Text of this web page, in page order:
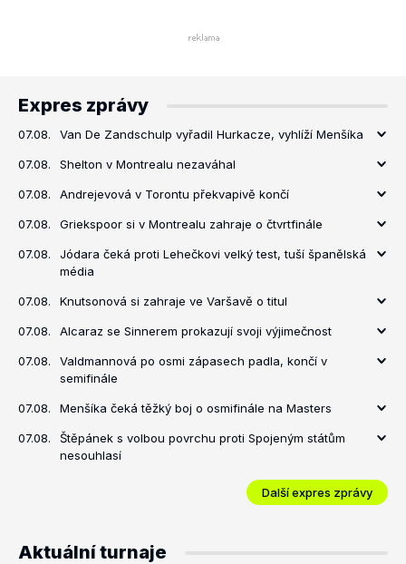
Expres zprávy
07.08. Van De Zandschulp vyřadil Hurkacze, vyhlíží Menšíka
07.08. Shelton v Montrealu nezaváhal
07.08. Andrejevová v Torontu překvapivě končí
07.08. Griekspoor si v Montrealu zahraje o čtvrtfinále
07.08.
Jódara čeká proti Lehečkovi velký test, tuší španělská
média
07.08. Knutsonová si zahraje ve Varšavě o titul
07.08. Alcaraz se Sinnerem prokazují svoji výjimečnost
07.08.
Valdmannová po osmi zápasech padla, končí v
semifinále
07.08. Menšíka čeká těžký boj o osmifinále na Masters
07.08.
Štěpánek s volbou povrchu proti Spojeným státům
nesouhlasí
Další expres zprávy
Aktuální turnaje